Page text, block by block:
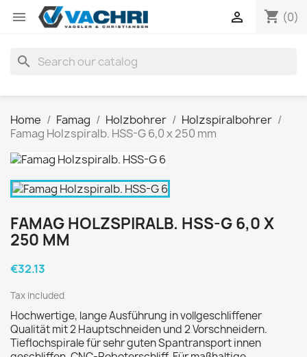
 shopping_cart (0)

search
Home Famag Holzbohrer
Holzspiralbohrer
Famag Holzspiralb. HSS-G 6,0 x 250 mm
FAMAG HOLZSPIRALB. HSS-G 6,0 X
250 MM
€32.13
Tax included
Hochwertige, lange Ausführung in vollgeschliffener
Qualität mit 2 Hauptschneiden und 2 Vorschneidern.
Tieflochspirale für sehr guten Spantransport innen